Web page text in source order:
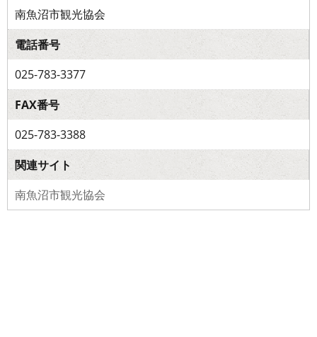
南魚沼市観光協会
電話番号
025-783-3377
FAX番号
025-783-3388
関連サイト
南魚沼市観光協会